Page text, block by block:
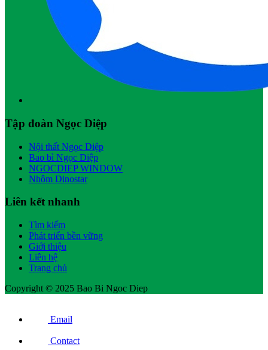
Tập đoàn Ngọc Diệp
Nội thất Ngọc Diệp
Bao bì Ngọc Diệp
NGOCDIEP WINDOW
Nhôm Dinostar
Liên kết nhanh
Tìm kiếm
Phát triển bền vững
Giới thiệu
Liên hệ
Trang chủ
Copyright © 2025 Bao Bi Ngoc Diep
Email
Contact